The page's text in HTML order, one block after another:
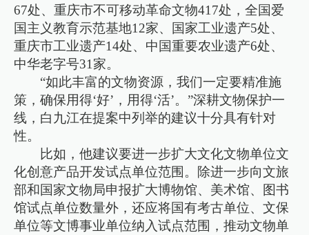
67处、重庆市不可移动革命文物417处，全国爱
国主义教育示范基地12家、国家工业遗产5处、
重庆市工业遗产14处、中国重要农业遗产6处、
中华老字号31家。
“如此丰富的文物资源，我们一定要精准施
策，确保用得‘好’，用得‘活’。”深耕文物保护一
线，白九江在提案中列举的建议十分具有针对
性。
比如，他建议要进一步扩大文化文物单位文
化创意产品开发试点单位范围。除进一步向文旅
部和国家文物局申报扩大博物馆、美术馆、图书
馆试点单位数量外，还应将国有考古单位、文保
单位等文博事业单位纳入试点范围，推动文物单